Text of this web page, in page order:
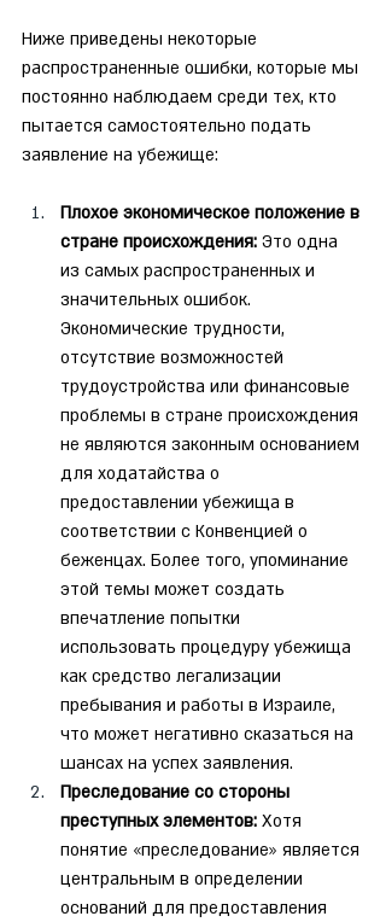
Ниже приведены некоторые
распространенные ошибки, которые мы
постоянно наблюдаем среди тех, кто
пытается самостоятельно подать
заявление на убежище:
Плохое экономическое положение в
стране происхождения: Это одна
из самых распространенных и
значительных ошибок.
Экономические трудности,
отсутствие возможностей
трудоустройства или финансовые
проблемы в стране происхождения
не являются законным основанием
для ходатайства о
предоставлении убежища в
соответствии с Конвенцией о
беженцах. Более того, упоминание
этой темы может создать
впечатление попытки
использовать процедуру убежища
как средство легализации
пребывания и работы в Израиле,
что может негативно сказаться на
шансах на успех заявления.
Преследование со стороны
преступных элементов: Хотя
понятие «преследование» является
центральным в определении
оснований для предоставления